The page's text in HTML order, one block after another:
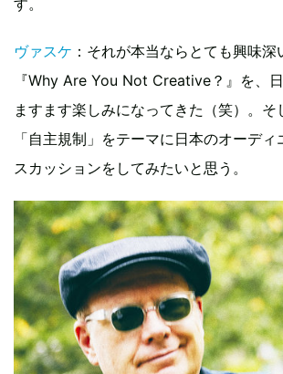
ヴァスケ ：それが本当ならとても興味
『Why Are You Not Creative？』を、
ますます楽しみになってきた（笑）。そ
「自主規制」をテーマに日本のオーディ
スカッションをしてみたいと思う。